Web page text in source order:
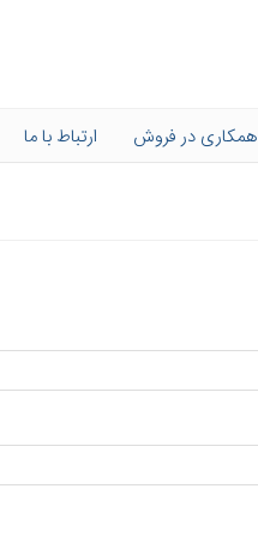
همکاری در فروش ارتباط با ما